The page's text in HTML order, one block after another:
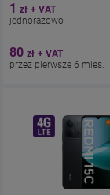
Ekran 6.7''
Pamięć 256 GB
1 zł + VAT
jednorazowo
80 zł + VAT
przez pierwsze 6 mies.